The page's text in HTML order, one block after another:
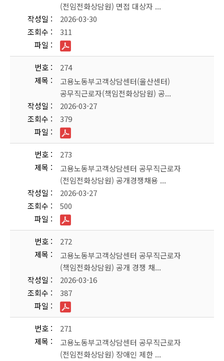
(전임전화상담원) 면접 대상자 ...
작성일
2026-03-30
조회수
311
파일
번호
274
제목
고용노동부고객상담센터(울산센터)
공무직근로자(책임전화상담원) 공...
작성일
2026-03-27
조회수
379
파일
번호
273
제목
고용노동부고객상담센터 공무직근로자
(전임전화상담원) 공개경쟁채용 ...
작성일
2026-03-27
조회수
500
파일
번호
272
제목
고용노동부고객상담센터 공무직근로자
(책임전화상담원) 공개 경쟁 채...
작성일
2026-03-16
조회수
387
파일
번호
271
제목
고용노동부고객상담센터 공무직근로자
(전임전화상담원) 장애인 제한 ...